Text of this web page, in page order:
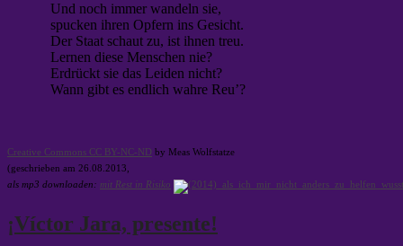
Und noch immer wandeln sie,
spucken ihren Opfern ins Gesicht.
Der Staat schaut zu, ist ihnen treu.
Lernen diese Menschen nie?
Erdrückt sie das Leiden nicht?
Wann gibt es endlich wahre Reu’?
Creative Commons CC BY-NC-ND by Meas Wolfstatze
(geschrieben am 26.08.2013,
als mp3 downloaden: mit Rest in Risiko
¡Víctor Jara, presente!